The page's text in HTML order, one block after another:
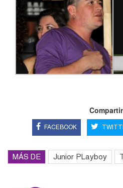
FACEBOOK
MÁS DE Junior PLayboy